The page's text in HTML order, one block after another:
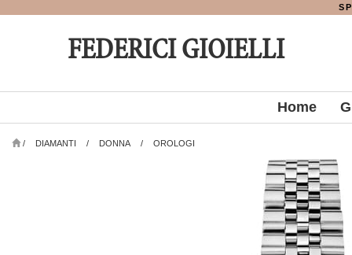
FEDERICI GIOIELLI
Home
/ DIAMANTI / DONNA / OROLOGI